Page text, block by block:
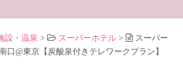
設・温泉 > スーパーホテル >
スーパー
口@東京【炭酸泉付きテレワークプラン】